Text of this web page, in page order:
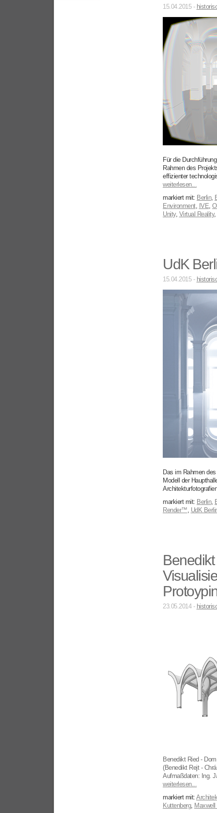
15.04.2015 -
Für die
Rahmen des
effizienter
weiterlesen...
markiert mit: Berlin,
Environment, IVE,
Unity, Virtual Reality,
UdK
15.04.2015 -
Das im Rahmen
Modell der
markiert mit: Berlin,
Render™, UdK
23.05.2014 -
Benedikt Ried -
(Benedikt Rejt -
Aufmaßdaten: Ing.
weiterlesen...
markiert mit:
Kuttenberg,